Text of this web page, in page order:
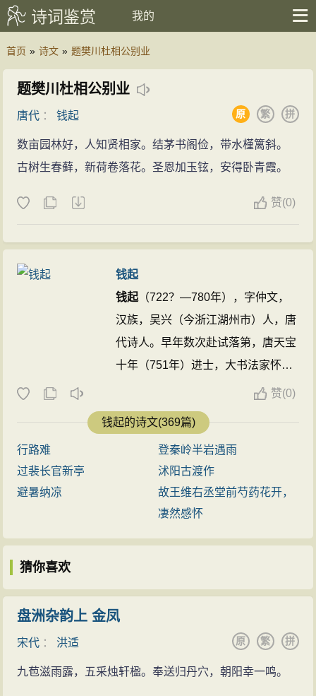
诗词鉴赏 我的
首页 » 诗文 » 题樊川杜相公别业
题樊川杜相公别业
唐代 ：钱起 拼
繁
原
数亩园林好，人知贤相家。结茅书阁俭，带水槿篱斜。
古树生春藓，新荷卷落花。圣恩加玉铉，安得卧青霞。
赞(0)
钱起
钱起 （722？—780年），字仲文，
汉族，吴兴（今浙江湖州市）人，唐
代诗人。早年数次赴试落第，唐天宝
十年（751年）进士，大书法家怀素
和尚之叔。初为秘书省校书郎、蓝田
县尉，后任司勋员外郎、考功郎中、
翰林学士等。曾任考功郎中，故世称
“钱考功”。代宗大历中为翰林学士。
他是大历十才子之一，也是其中杰出
者，被誉为“大历十才子之冠”。又与
有沈宋，后有钱郎。” ...
赞(0)
钱起的诗文(369篇)
行路难
登秦岭半岩遇雨
过裴长官新亭
沭阳古渡作
避暑纳凉
故王维右丞堂前芍药花开，
凄然感怀
猜你喜欢
盘洲杂韵上 金凤
宋代 ： 洪适 拼
繁
原
九苞滋雨露，五采烛轩楹。奉送归丹穴，朝阳幸一鸣。